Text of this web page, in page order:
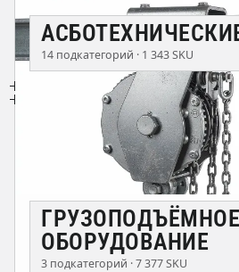
14 подкатегорий · 1 343 SKU
ГРУЗОПОДЪЁМНОЕ
ОБОРУДОВАНИЕ
3 подкатегорий · 7 377 SKU